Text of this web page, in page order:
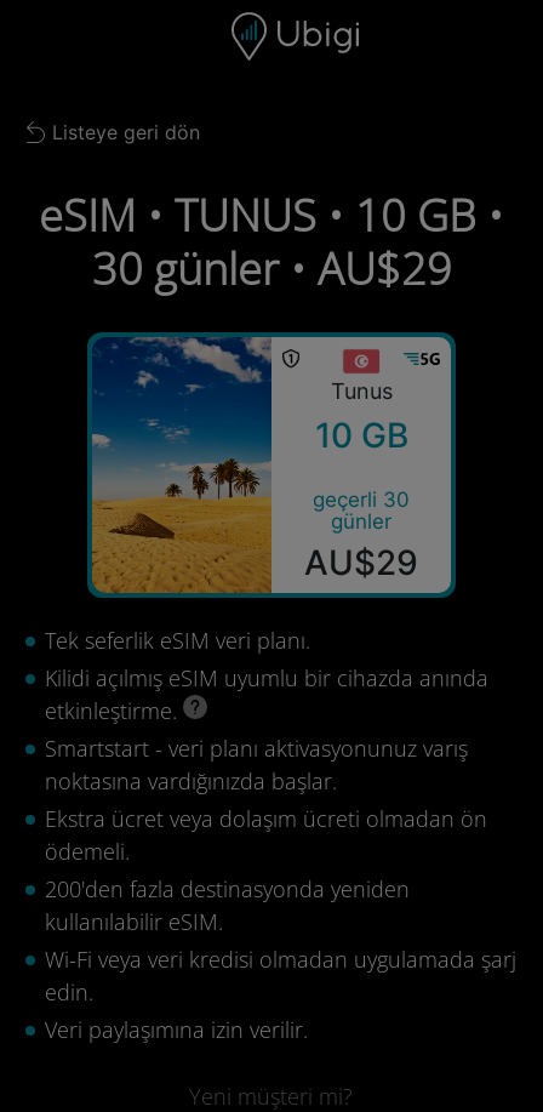
Gezinme çubuğu Alt bilgi
Back to list
Listeye geri dön
eSIM • TUNUS • 10 GB •
30 günler • AU$29
Tunus
10 GB
geçerli 30
günler
AU$29
Tek seferlik eSIM veri planı.
Kilidi açılmış eSIM uyumlu bir cihazda anında
etkinleştirme.
Smartstart - veri planı aktivasyonunuz varış
noktasına vardığınızda başlar.
Ekstra ücret veya dolaşım ücreti olmadan ön
ödemeli.
200'den fazla destinasyonda yeniden
kullanılabilir eSIM.
Wi-Fi veya veri kredisi olmadan uygulamada şarj
edin.
Veri paylaşımına izin verilir.
Yeni müşteri mi?